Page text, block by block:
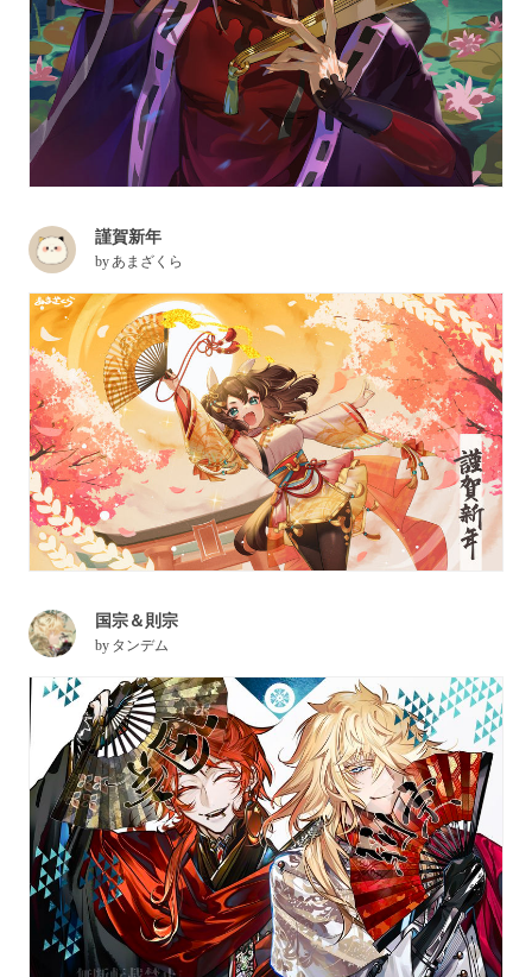
謹賀新年
by あまざくら
国宗＆則宗
by タンデム